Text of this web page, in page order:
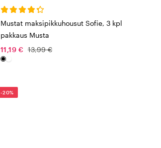
Mustat maksipikkuhousut Sofie, 3 kpl
pakkaus Musta
11,19 € 13,99 €
-20%